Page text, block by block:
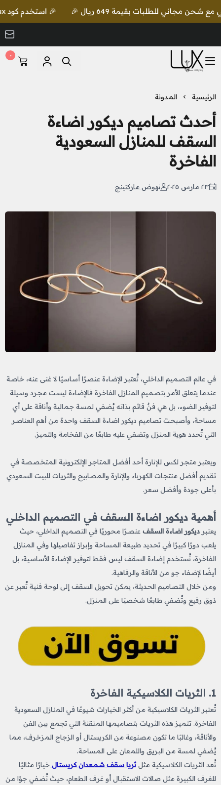
🎉 استخدم كود lux واحصل على خصم إضافي مع شحن مجاني للطلبات بقيمة 649 ريال 🎉
LUX Lighting
٠
الرئيسية المدونة
أحدث تصاميم ديكور اضاءة
السقف​ للمنازل السعودية
الفاخرة
٢٣ مارس ٢٠٢٥ نهوض ماركتينج
في عالم التصميم الداخلي، تُعتبر الإضاءة عنصرًا أساسيًا لا غنى عنه، خاصة
عندما يتعلق الأمر بتصميم المنازل الفاخرة فالإضاءة ليست مجرد وسيلة
لتوفير الضوء، بل هي فنٌ قائم بذاته يُضفي لمسة جمالية وأناقة على أي
مساحة، وأصبحت تصاميم ديكور اضاءة السقف​ واحدة من أهم العناصر
التي تُحدد هوية المنزل وتضفي عليه طابعًا من الفخامة والتميز.
ويعتبر متجر لكس للإنارة أحد أفضل المتاجر الإلكترونية المتخصصة في
تقديم أفضل منتجات الكهرباء والإنارة والمصابيح والثريات للبيت السعودي
بأعلى جودة وأفضل سعر.
أهمية ديكور اضاءة السقف​ في التصميم الداخلي
يعتبر ديكور اضاءة السقف​ عنصرًا محوريًا في التصميم الداخلي، حيث
يلعب دورًا كبيرًا في تحديد طبيعة المساحة وإبراز تفاصيلها وفي المنازل
الفاخرة، تُستخدم إضاءة السقف ليس فقط لتوفير الإضاءة الأساسية، بل
أيضًا لإضفاء جو من الأناقة والرفاهية.
ومن خلال التصاميم الحديثة، يمكن تحويل السقف إلى لوحة فنية تُعبر عن
ذوق رفيع وتُضفي طابعًا شخصيًا على المنزل.
1. الثريات الكلاسيكية الفاخرة
تُعتبر الثريات الكلاسيكية من أكثر الخيارات شيوعًا في المنازل السعودية
الفاخرة. تتميز هذه الثريات بتصاميمها المتقنة التي تجمع بين الفن
والأناقة، وغالبًا ما تكون مصنوعة من الكريستال أو الزجاج المزخرف، مما
يُضفي لمسة من البريق واللمعان على المساحة.
تُعد الثريات الكلاسيكية مثل ثريا سقف شمعدان كريستال خيارًا مثاليًا
للغرف الكبيرة مثل صالات الاستقبال أو غرف الطعام، حيث تُضفي جوًا من